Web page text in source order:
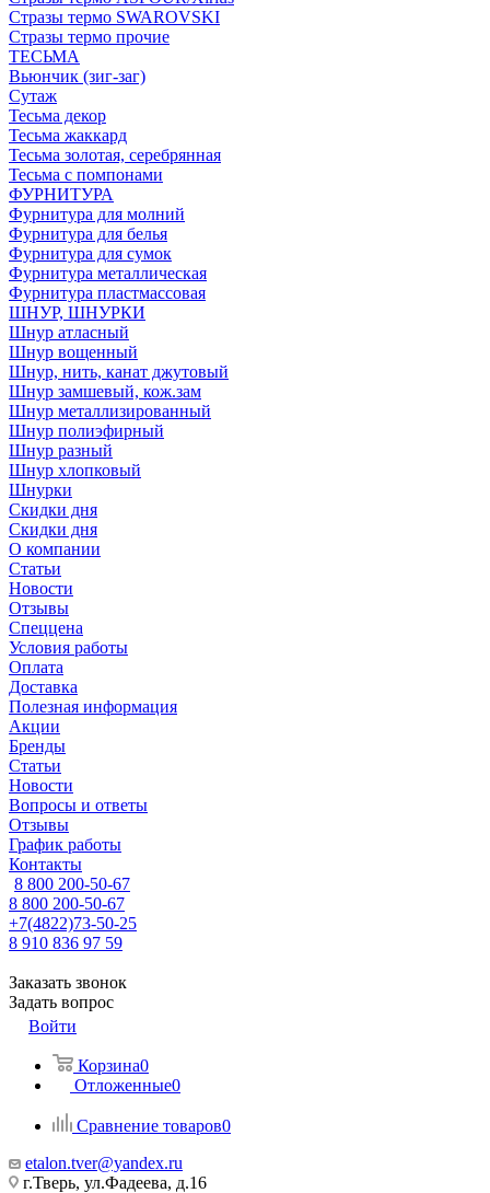
Стразы термо SWAROVSKI
Стразы термо прочие
ТЕСЬМА
Вьюнчик (зиг-заг)
Сутаж
Тесьма декор
Тесьма жаккард
Тесьма золотая, серебрянная
Тесьма с помпонами
ФУРНИТУРА
Фурнитура для молний
Фурнитура для белья
Фурнитура для сумок
Фурнитура металлическая
Фурнитура пластмассовая
ШНУР, ШНУРКИ
Шнур атласный
Шнур вощенный
Шнур, нить, канат джутовый
Шнур замшевый, кож.зам
Шнур металлизированный
Шнур полиэфирный
Шнур разный
Шнур хлопковый
Шнурки
Скидки дня
Скидки дня
О компании
Статьи
Новости
Отзывы
Спеццена
Условия работы
Оплата
Доставка
Полезная информация
Акции
Бренды
Статьи
Новости
Вопросы и ответы
Отзывы
График работы
Контакты
8 800 200-50-67
8 800 200-50-67
+7(4822)73-50-25
8 910 836 97 59
Заказать звонок
Задать вопрос
Войти
Корзина0
Отложенные0
Сравнение товаров0
etalon.tver@yandex.ru
г.Тверь, ул.Фадеева, д.16